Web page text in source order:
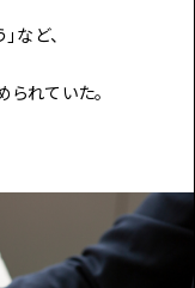
など、
れていた。